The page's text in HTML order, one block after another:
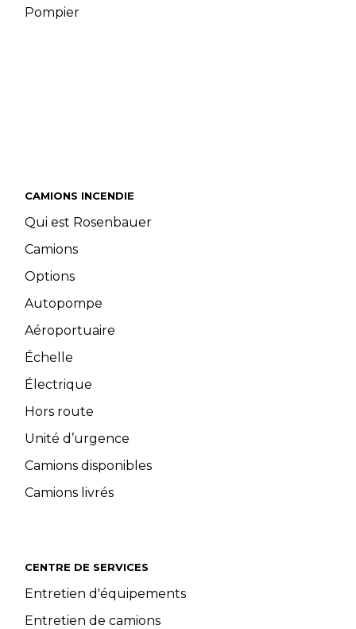
Pompier
CAMIONS INCENDIE
Qui est Rosenbauer
Camions
Options
Autopompe
Aéroportuaire
Échelle
Électrique
Hors route
Unité d’urgence
Camions disponibles
Camions livrés
CENTRE DE SERVICES
Entretien d'équipements
Entretien de camions